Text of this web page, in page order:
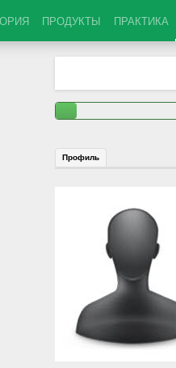
ПРОДУКТЫ ПРАКТИКА
Профиль